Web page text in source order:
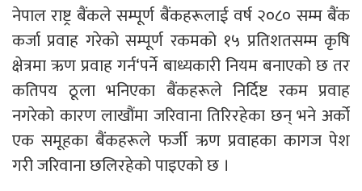
नेपाल राष्ट्र बैंकले सम्पूर्ण बैंकहरूलाई वर्ष २०८० सम्म बैंक
कर्जा प्रवाह गरेको सम्पूर्ण रकमको १५ प्रतिशतसम्म कृषि
क्षेत्रमा ऋण प्रवाह गर्न‘पर्ने बाध्यकारी नियम बनाएको छ तर
कतिपय ठूला भनिएका बैंकहरूले निर्दिष्ट रकम प्रवाह
नगरेको कारण लाखौंमा जरिवाना तिरिरहेका छन् भने अर्को
एक समूहका बैंकहरूले फर्जी ऋण प्रवाहका कागज पेश
गरी जरिवाना छलिरहेको पाइएको छ ।